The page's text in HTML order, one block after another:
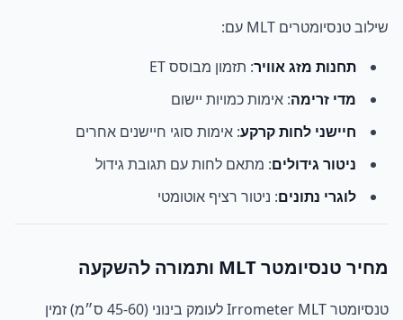
שילוב טנסיומטרים MLT עם:
תחנות מזג אוויר: תזמון מבוסס ET
מדי זרימה: אימות כמויות יישום
חיישני לחות קרקע: אימות סוגי חיישנים אחרים
ניטור גידולים: מתאם לחות עם תגובת גידול
לוגרי נתונים: ניטור רציף אוטומטי
מחיר טנסיומטר MLT ותמורה להשקעה
טנסיומטר Irrometer MLT לעומק בינוני (45-60 ס״מ) זמין